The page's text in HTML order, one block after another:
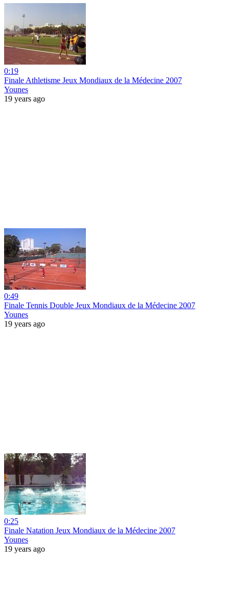
0:19
Finale Athletisme Jeux Mondiaux de la Médecine 2007
Younes
19 years ago
0:49
Finale Tennis Double Jeux Mondiaux de la Médecine 2007
Younes
19 years ago
0:25
Finale Natation Jeux Mondiaux de la Médecine 2007
Younes
19 years ago